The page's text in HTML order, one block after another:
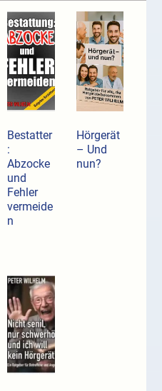
Bestatter
:
Abzocke
und
Fehler
vermeide
n
Hörgerät
– Und
nun?